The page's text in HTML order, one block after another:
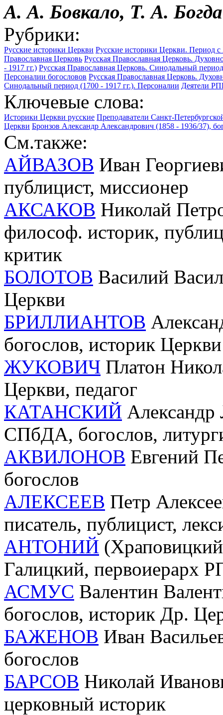
А. А. Бовкало, Т. А.
Рубрики:
Русские историки Церкви Русские историки Церкви. Период
Православная Церковь Русская Православная Церковь.
- 1917 гг.) Русская Православная Церковь. Синодальный
Персоналии богословов Русская Православная Церковь.
Синодальный период (1700 - 1917 гг.). Персоналии Деятели
Ключевые слова:
Историки Церкви русские Преподаватели Санкт-
Церкви Бронзов Александр Александрович (1858 - 1936/37),
См.также:
АЙВАЗОВ Иван
публицист, миссионер
АКСАКОВ Николай
философ. историк,
критик
БОЛОТОВ Василий
Церкви
БРИЛЛИАНТОВ
богослов, историк Церкви
ЖУКОВИЧ Платон
Церкви, педагог
КАТАНСКИЙ
СПбДА, богослов,
АКВИЛОНОВ Евгений
богослов
АЛЕКСЕЕВ Петр
писатель, публицист,
АНТОНИЙ
Галицкий, первоиерарх
АСМУС Валентин
богослов, историк Др.
БАЖЕНОВ Иван
богослов
БАРСОВ Николай
церковный историк